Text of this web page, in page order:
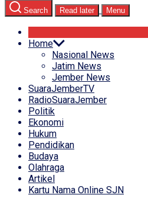
Search Read later Menu
Home
Nasional News
Jatim News
Jember News
SuaraJemberTV
RadioSuaraJember
Politik
Ekonomi
Hukum
Pendidikan
Budaya
Olahraga
Artikel
Kartu Nama Online SJN